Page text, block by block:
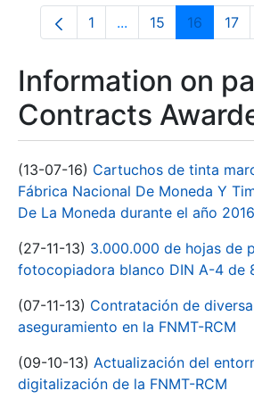
Page
1 ...Intermediate Pages
Page
15 Page
16 17
Information on
Contracts
(13-07-16) Cartuchos de tinta
Fábrica Nacional De Moneda Y
De La Moneda durante el año 2016
(27-11-13) 3.000.000 de hojas de
fotocopiadora blanco DIN A-4 de
(07-11-13) Contratación de
aseguramiento en la FNMT-RCM
(09-10-13) Actualización del
digitalización de la FNMT-RCM